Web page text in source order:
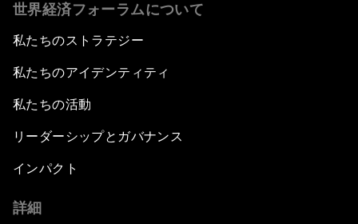
世界経済フォーラムについて
私たちのストラテジー
私たちのアイデンティティ
私たちの活動
リーダーシップとガバナンス
インパクト
詳細